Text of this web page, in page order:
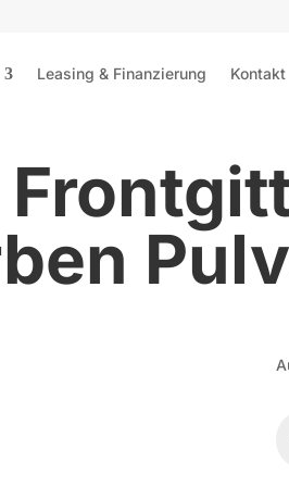
Leasing & Finanzierung Kontakt